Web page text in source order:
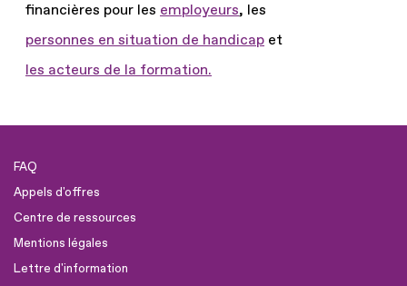
financières pour les employeurs, les
personnes en situation de handicap et
les acteurs de la formation.
FAQ
Appels d'offres
Centre de ressources
Mentions légales
Lettre d'information